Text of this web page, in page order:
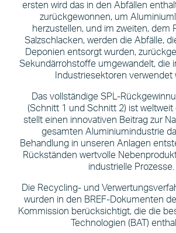
ersten wird das in den Abfällen
zurückgewonnen, um
herzustellen, und im zweiten, dem
Salzschlacken, werden die Abfälle,
Deponien entsorgt wurden,
Sekundärrohstoffe umgewandelt, die
Industriesektoren verwendet
Das vollständige SPL-
(Schnitt 1 und Schnitt 2) ist weltweit
stellt einen innovativen Beitrag zur
gesamten Aluminiumindustrie
Behandlung in unseren Anlagen
Rückständen wertvolle
industrielle Prozesse.
Die Recycling- und
wurden in den BREF-Dokumenten
Kommission berücksichtigt, die die
Technologien (BAT)